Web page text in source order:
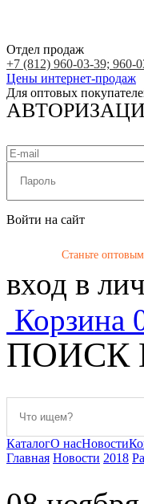
Отдел продаж
+7 (812) 960-03-39; 960-
Цены интернет-продаж
Для оптовых
Войти на сайт
Станьте
вход в
Корзина
ПОИСК
КаталогО насНовости
Главная Новости 2018